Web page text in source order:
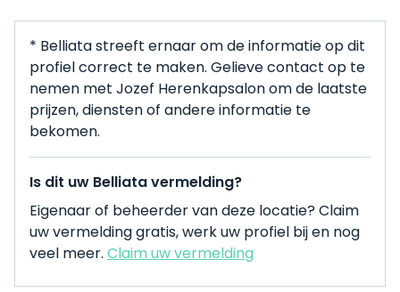
* Belliata streeft ernaar om de informatie op dit
profiel correct te maken. Gelieve contact op te
nemen met Jozef Herenkapsalon om de laatste
prijzen, diensten of andere informatie te
bekomen.
Is dit uw Belliata vermelding?
Eigenaar of beheerder van deze locatie? Claim
uw vermelding gratis, werk uw profiel bij en nog
veel meer. Claim uw vermelding